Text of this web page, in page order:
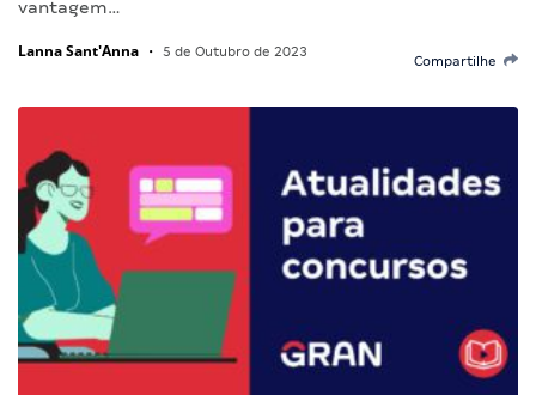
vantagem…
Lanna Sant'Anna • 5 de Outubro de 2023
Compartilhe